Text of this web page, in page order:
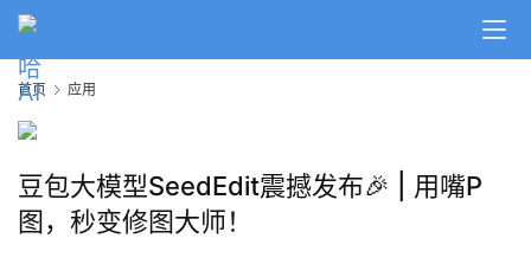
首页 应用
豆包大模型SeedEdit震撼发布🎉 | 用嘴P
图，秒变修图大师！